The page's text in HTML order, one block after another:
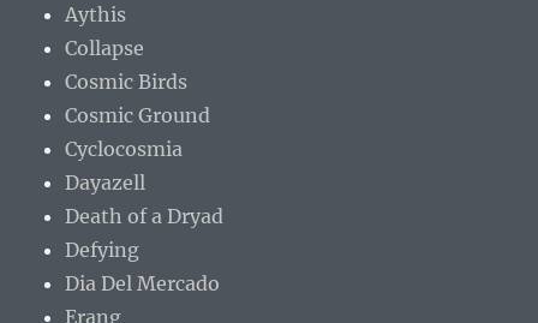
Aythis
Collapse
Cosmic Birds
Cosmic Ground
Cyclocosmia
Dayazell
Death of a Dryad
Defying
Dia Del Mercado
Erang